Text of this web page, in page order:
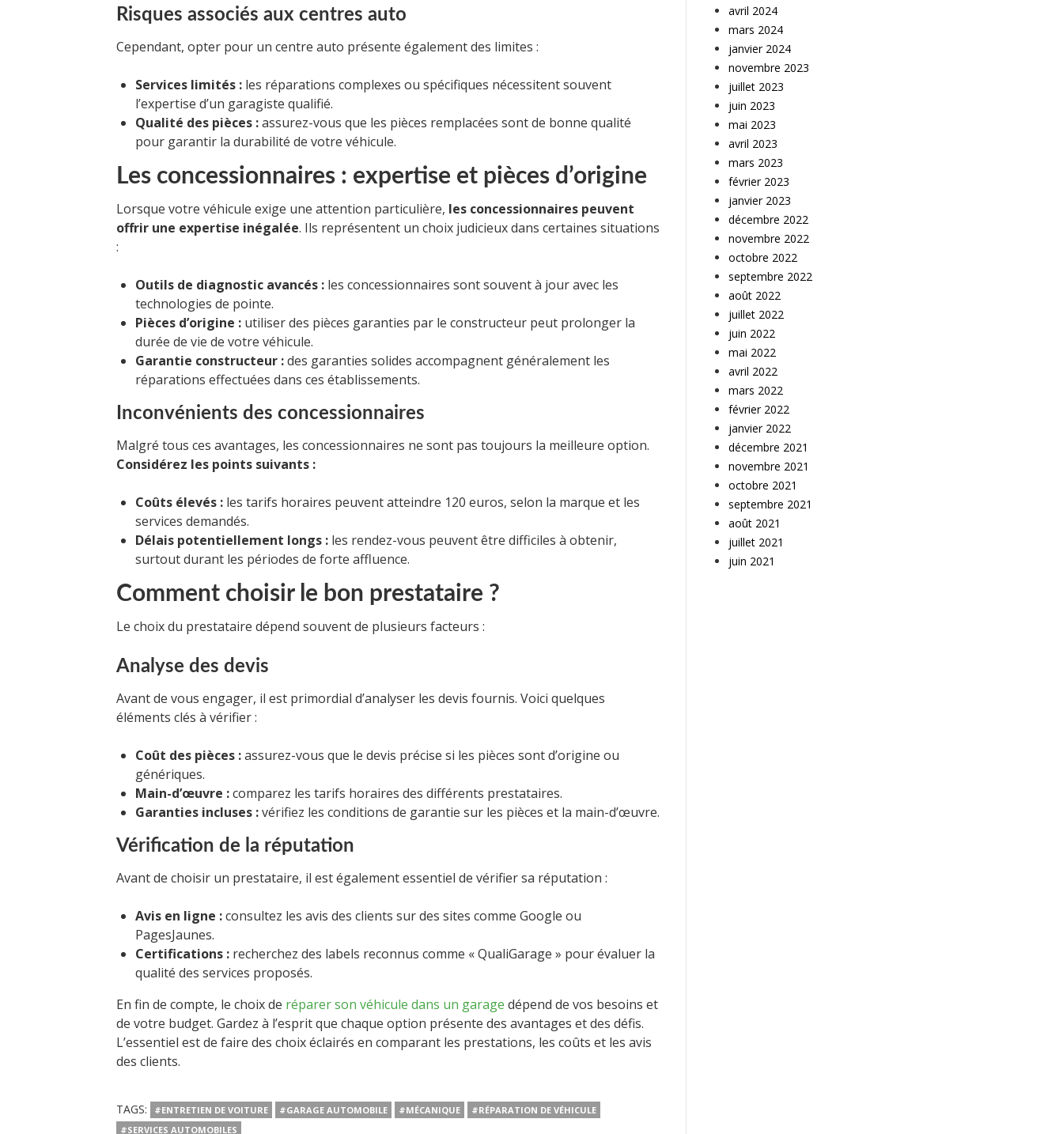
Risques associés aux centres auto
Cependant, opter pour un centre auto présente également des limites :
Services limités : les réparations complexes ou spécifiques nécessitent souvent
l’expertise d’un garagiste qualifié.
Qualité des pièces :assurez-vous que les pièces remplacées sont de bonne qualité
pour garantir la durabilité de votre véhicule.
Les concessionnaires : expertise et pièces d’origine
Lorsque votre véhicule exige une attention particulière, les concessionnaires peuvent
offrir une expertise inégalée. Ils représentent un choix judicieux dans certaines situations
:
Outils de diagnostic avancés : les concessionnaires sont souvent à jour avec les
technologies de pointe.
Pièces d’origine : utiliser des pièces garanties par le constructeur peut prolonger la
durée de vie de votre véhicule.
Garantie constructeur :des garanties solides accompagnent généralement les
réparations effectuées dans ces établissements.
Inconvénients des concessionnaires
Malgré tous ces avantages, les concessionnaires ne sont pas toujours la meilleure option.
Considérez les points suivants :
Coûts élevés : les tarifs horaires peuvent atteindre 120 euros, selon la marque et les
services demandés.
Délais potentiellement longs : les rendez-vous peuvent être difficiles à obtenir,
surtout durant les périodes de forte affluence.
Comment choisir le bon prestataire ?
Le choix du prestataire dépend souvent de plusieurs facteurs :
Analyse des devis
Avant de vous engager, il est primordial d’analyser les devis fournis. Voici quelques
éléments clés à vérifier :
Coût des pièces :assurez-vous que le devis précise si les pièces sont d’origine ou
génériques.
Main-d’œuvre :comparez les tarifs horaires des différents prestataires.
Garanties incluses :vérifiez les conditions de garantie sur les pièces et la main-d’œuvre.
Vérification de la réputation
Avant de choisir un prestataire, il est également essentiel de vérifier sa réputation :
Avis en ligne :consultez les avis des clients sur des sites comme Google ou
PagesJaunes.
Certifications : recherchez des labels reconnus comme « QualiGarage » pour évaluer la
qualité des services proposés.
En fin de compte, le choix de réparer son véhicule dans un garage dépend de vos besoins et
de votre budget. Gardez à l’esprit que chaque option présente des avantages et des défis.
L’essentiel est de faire des choix éclairés en comparant les prestations, les coûts et les avis
des clients.
TAGS: #ENTRETIEN DE VOITURE #GARAGE AUTOMOBILE #MÉCANIQUE
#RÉPARATION DE VÉHICULE
#SERVICES AUTOMOBILES
avril 2024
mars 2024
janvier 2024
novembre 2023
juillet 2023
juin 2023
mai 2023
avril 2023
mars 2023
février 2023
janvier 2023
décembre 2022
novembre 2022
octobre 2022
septembre 2022
août 2022
juillet 2022
juin 2022
mai 2022
avril 2022
mars 2022
février 2022
janvier 2022
décembre 2021
novembre 2021
octobre 2021
septembre 2021
août 2021
juillet 2021
juin 2021